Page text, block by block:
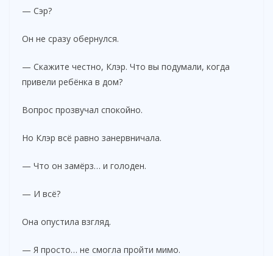
— Сэр?
Он не сразу обернулся.
— Скажите честно, Клэр. Что вы подумали, когда
привели ребёнка в дом?
Вопрос прозвучал спокойно.
Но Клэр всё равно занервничала.
— Что он замёрз… и голоден.
— И всё?
Она опустила взгляд.
— Я просто… не смогла пройти мимо.